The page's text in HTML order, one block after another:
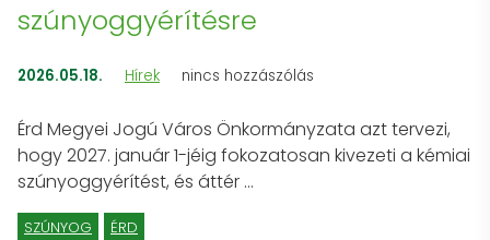
szúnyoggyérítésre
2026.05.18. Hírek nincs hozzászólás
Érd Megyei Jogú Város Önkormányzata azt tervezi,
hogy 2027. január 1-jéig fokozatosan kivezeti a kémiai
szúnyoggyérítést, és áttér …
SZÚNYOG ÉRD